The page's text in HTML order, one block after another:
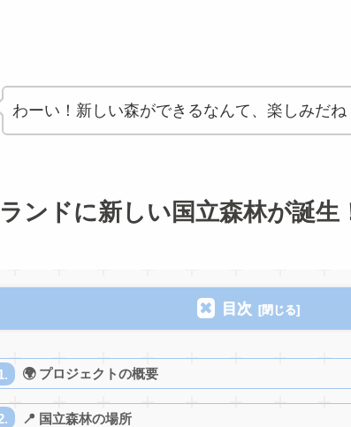
わーい！新しい森ができるなんて、楽しみだね
ンドに新しい国立森林が誕生
目次
🌍 プロジェクトの概要
📍 国立森林の場所